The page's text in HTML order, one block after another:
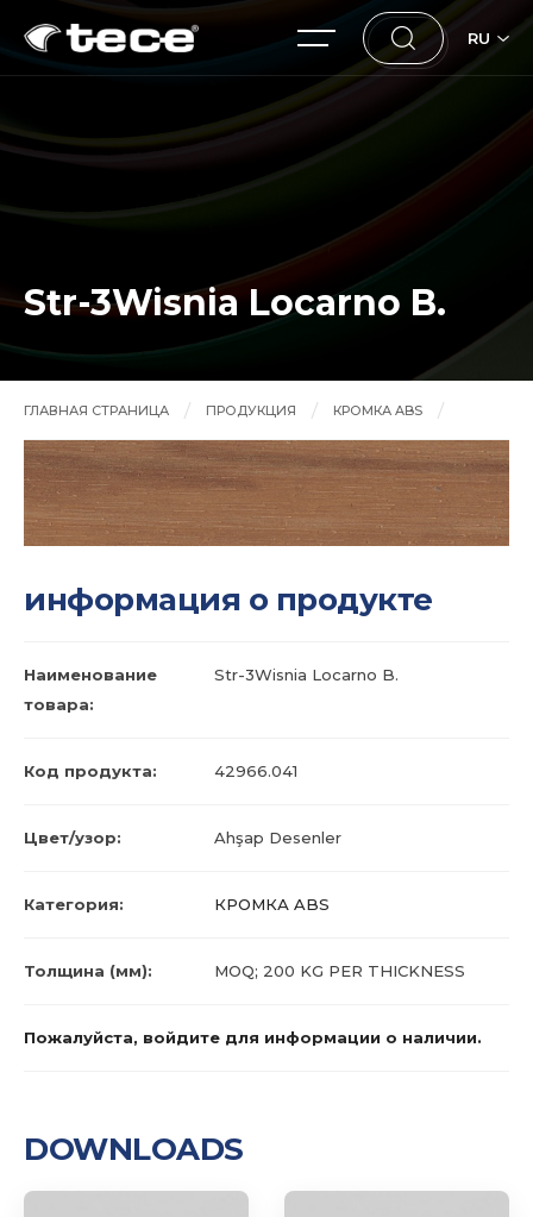
RU
Str-3Wisnia Locarno B.
ГЛАВНАЯ СТРАНИЦА ПРОДУКЦИЯ КРОМКА ABS
Str-3Wisnia Locarno B.
информация о продукте
Наименование
товара:
Str-3Wisnia Locarno B.
Код продукта: 42966.041
Цвет/узор: Ahşap Desenler
Категория: КРОМКА ABS
Толщина (мм): MOQ; 200 KG PER THICKNESS
Пожалуйста, войдите для информации о наличии.
DOWNLOADS